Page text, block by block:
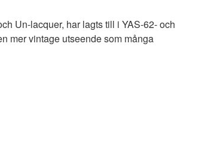
Un-lacquer, har lagts till i YAS-62- och
mer vintage utseende som många